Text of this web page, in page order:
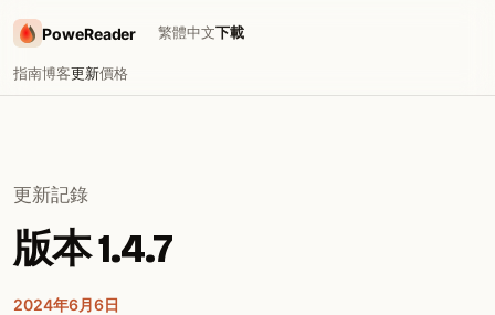
PoweReader
指南博客更新價格
繁體中文下載
更新記錄
版本 1.4.7
2024年6月6日